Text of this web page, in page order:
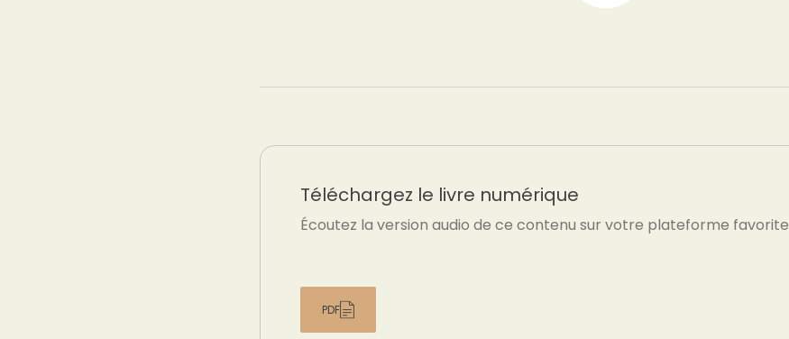
Téléchargez le livre numérique
Écoutez la version audio de ce contenu sur votre plateforme favorite
PDF